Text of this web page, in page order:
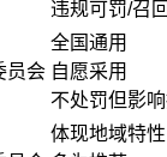
违规可罚/召
员会
全国通用
自愿采用
不处罚但影
体现地域特性